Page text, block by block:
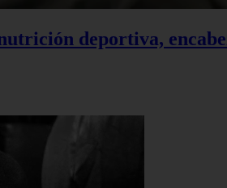
deportiva,